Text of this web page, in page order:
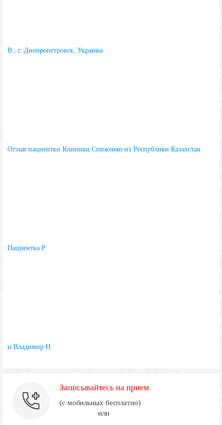
В., г. Днепропетровск, Украина
Отзыв пациентки Клиники Спиженко из Республики Казахстан
Пациентка Р.
и Владимир Н.
Записывайтесь на прием
(с мобильных бесплатно)
или